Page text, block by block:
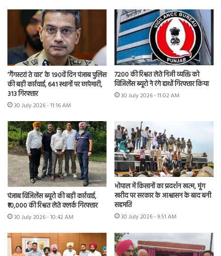
‘गैंगस्टरां ते वार’ के 190वें दिन पंजाब पुलिस
की बड़ी कार्रवाई, 641 स्थानों पर छापेमारी,
313 गिरफ्तार
30 July 2026 - 11:16 AM
7200 की रिश्वत लेते निजी व्यक्ति को
विजिलेंस ब्यूरो ने रंगे हाथों गिरफ्तार किया
30 July 2026 - 11:02 AM
पंजाब विजिलेंस ब्यूरो की बड़ी कार्रवाई,
₹10,000 की रिश्वत लेते क्लर्क गिरफ्तार
30 July 2026 - 10:42 AM
भोपाल में किसानों का प्रदर्शन खत्म, मूंग
खरीद पर सरकार के आश्वासन के बाद बनी
सहमति
30 July 2026 - 9:51 AM